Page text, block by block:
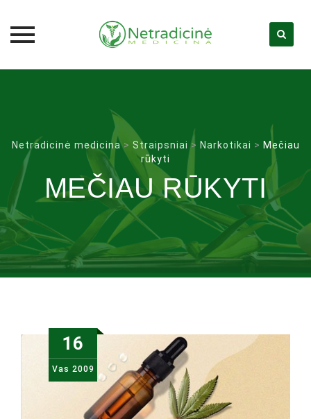
Netradicinė medicina> Straipsniai > Narkotikai > Mečiau
rūkyti
MEČIAU RŪKYTI
16
Vas 2009